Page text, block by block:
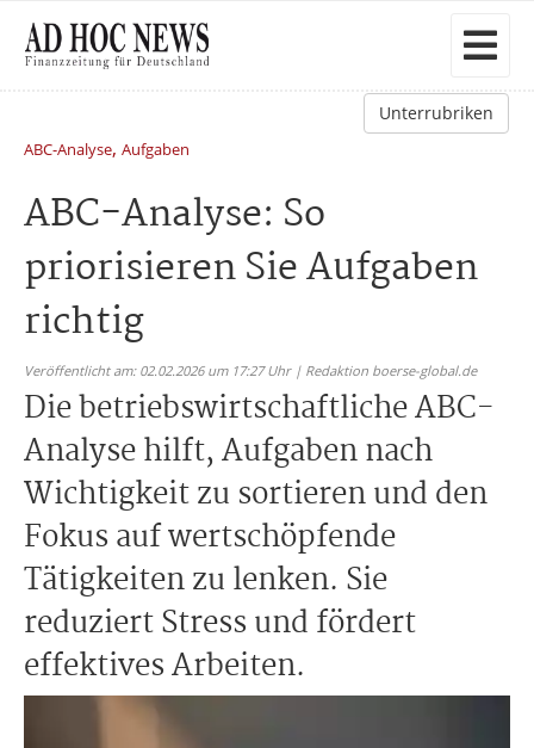
Unterrubriken
ABC-Analyse, Aufgaben
ABC-Analyse: So
priorisieren Sie Aufgaben
richtig
Veröffentlicht am: 02.02.2026 um 17:27 Uhr | Redaktion boerse-global.de
Die betriebswirtschaftliche ABC-
Analyse hilft, Aufgaben nach
Wichtigkeit zu sortieren und den
Fokus auf wertschöpfende
Tätigkeiten zu lenken. Sie
reduziert Stress und fördert
effektives Arbeiten.